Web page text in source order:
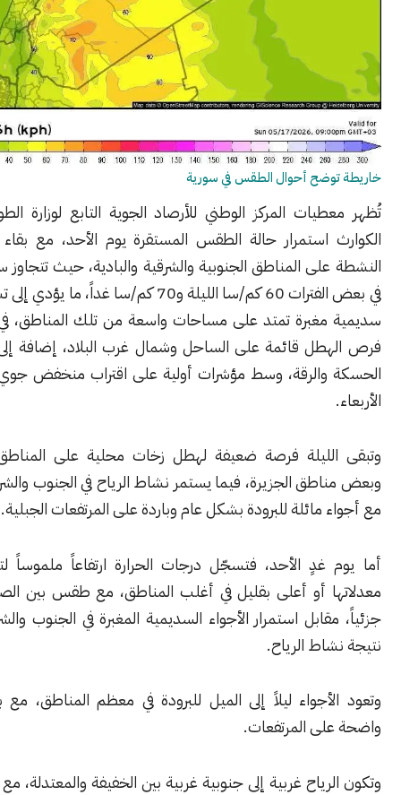
أحوال الطقس في سورية
المركز الوطني للأرصاد الجوية التابع لوزارة الطوارئ وإدارة
استمرار حالة الطقس المستقرة يوم الأحد، مع بقاء تأثير الرياح
المناطق الجنوبية والشرقية والبادية، حيث تتجاوز سرعة الهبّات
في بعض الفترات 60 كم/سا الليلة و70 كم/سا غداً، ما يؤدي إلى تشكّل أجواء
مغبرة تمتد على مساحات واسعة من تلك المناطق، في حين تبقى
قائمة على الساحل وشمال غرب البلاد، إضافة إلى أجزاء من
والرقة، وسط مؤشرات أولية على اقتراب منخفض جوي جديد يوم
فرصة ضعيفة لهطل زخات محلية على المناطق الساحلية
الجزيرة، فيما يستمر نشاط الرياح في الجنوب والشرق والبادية،
مائلة للبرودة بشكل عام وباردة على المرتفعات الجبلية.
غدٍ الأحد، فتسجّل درجات الحرارة ارتفاعاً ملموساً لتصبح حول
أو أعلى بقليل في أغلب المناطق، مع طقس بين الصحو والغائم
استمرار الأجواء السديمية المغبرة في الجنوب والشرق والبادية
الرياح.
ليلاً إلى الميل للبرودة في معظم المناطق، مع بقاء البرودة
المرتفعات.
غربية إلى جنوبية غربية بين الخفيفة والمعتدلة، مع هبّات قوية